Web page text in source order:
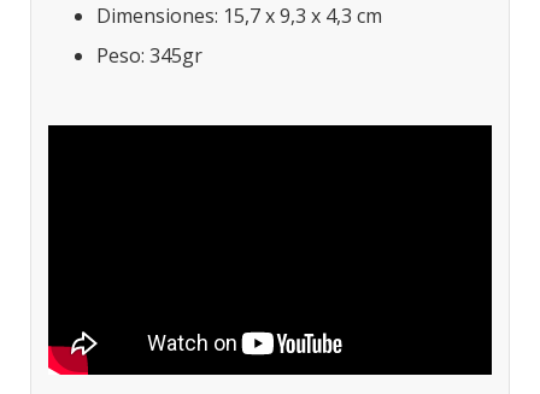
Dimensiones: 15,7 x 9,3 x 4,3 cm
Peso: 345gr